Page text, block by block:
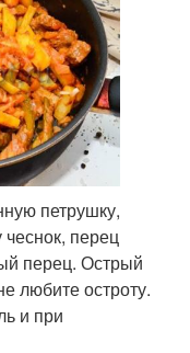
петрушку,
перец
перец. Острый
любите остроту.
и при